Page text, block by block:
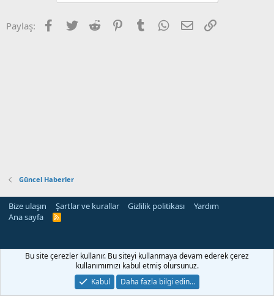
Paylaş: Facebook
Twitter Reddit PinterestTumblr WhatsApp
E-posta
Güncel Haberler
Bize ulaşın Şartlar ve kurallar Gizlilik politikası
Yardım
Ana sayfa
R
Bu site çerezler kullanır. Bu siteyi kullanmaya devam ederek çerez
kullanımımızı kabul etmiş olursunuz.
Kabul
Daha fazla bilgi edin…